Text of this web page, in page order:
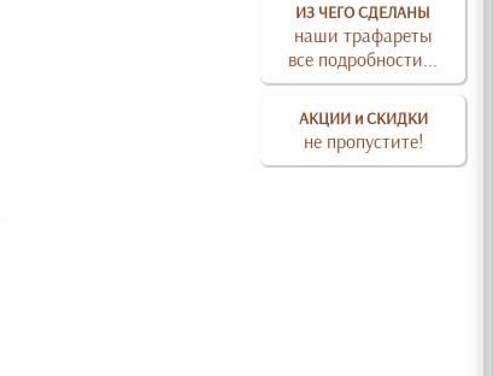
ИЗ ЧЕГО СДЕЛАНЫ
наши трафареты
все подробности...
АКЦИИ и СКИДКИ
не пропустите!